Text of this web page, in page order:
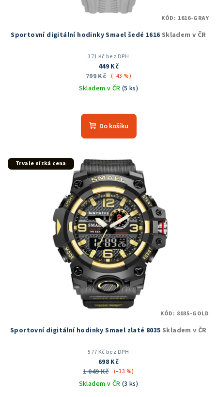
Sportovní digitální hodinky Smael šedé 1616 Skladem v ČR
371 Kč bez DPH
449 Kč
799 Kč (–43 %)
Skladem v ČR (5 ks)
hodnocení
produktu
5
hvězdiček.
Do košíku
KÓD: 1616-GRAY
Trvale nízká cena
Sportovní digitální hodinky Smael zlaté 8035 Skladem v ČR
577 Kč bez DPH
698 Kč
1 049 Kč
(–33 %)
Skladem v ČR (3 ks)
KÓD: 8035-GOLD